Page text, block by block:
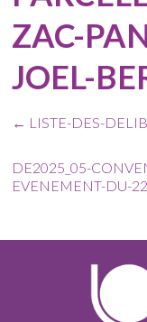
ZAC-
JOEL-
← LISTE-DES-
DE2025_05-
EVENEMENT-DU-